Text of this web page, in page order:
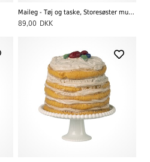
Maileg - Tøj og taske, Storesøster mus, Koral
89,00 DKK